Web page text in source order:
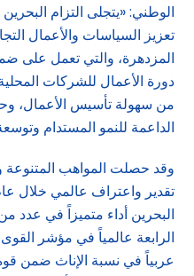
الوطني: «يتجلى التزام
تعزيز السياسات والأعمال
المزدهرة، والتي تعمل
دورة الأعمال للشركات
من سهولة تأسيس الأعمال،
الداعمة للنمو المستدام
وقد حصلت المواهب المتنوعة
البحرين أداء متميزاً في عدد
الرابعة عالمياً في مؤشر
عربياً في نسبة الإناث ضمن